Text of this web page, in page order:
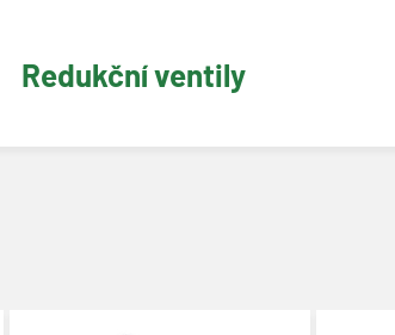
Redukční ventily